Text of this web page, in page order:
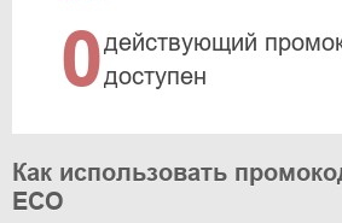
0действующий
доступен
Как использовать
ECO